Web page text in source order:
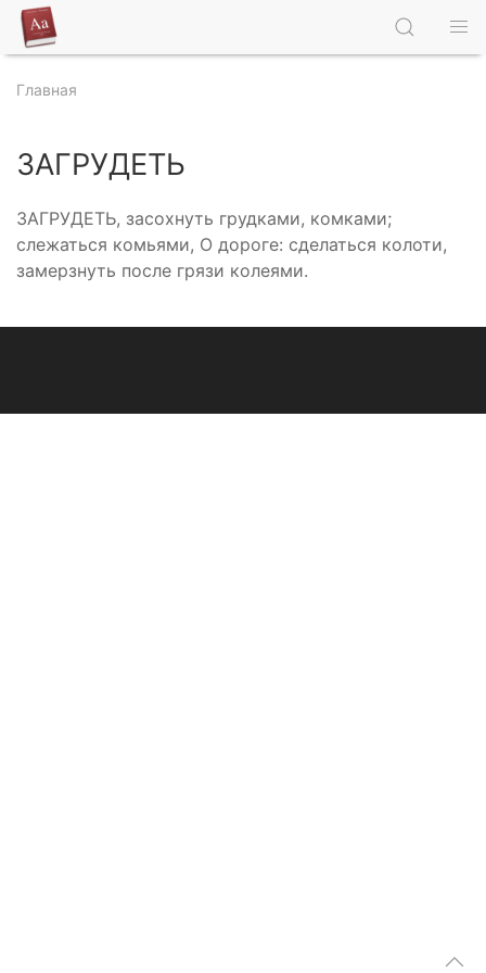
Главная
ЗАГРУДЕТЬ
ЗАГРУДЕТЬ, засохнуть грудками, комками;
слежаться комьями, О дороге: сделаться колоти,
замерзнуть после грязи колеями.